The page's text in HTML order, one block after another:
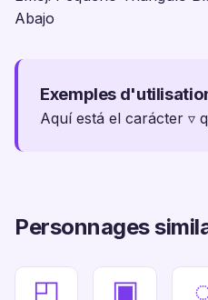
Abajo
Exemples
Aquí está el carácter ▿
Personnages
◰ ▣